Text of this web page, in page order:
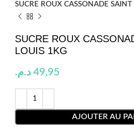
SUCRE ROUX CASSONADE
SUCRE ROUX
LOUIS 1KG
49,95 د.م.
AJOUTER AU